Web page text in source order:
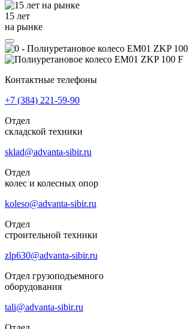
15 лет
на рынке
Контактные телефоны
+7 (384) 221-59-90
Отдел
складской техники
sklad@advanta-sibir.ru
Отдел
колес и колесных опор
koleso@advanta-sibir.ru
Отдел
строительной техники
zlp630@advanta-sibir.ru
Отдел грузоподъемного
оборудования
tali@advanta-sibir.ru